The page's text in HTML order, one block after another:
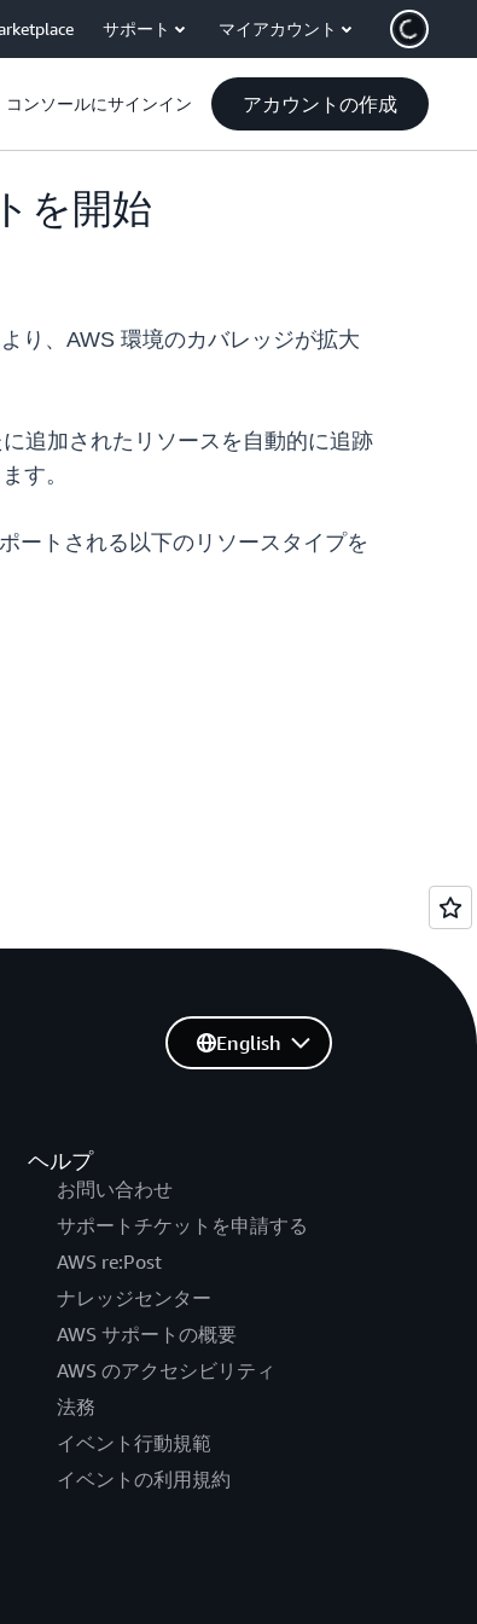
サポート マイアカウント
コンソールにサインイン アカウントの作成
を開始
り、AWS 環境のカバレッジが拡大
追加されたリソースを自動的に追跡
す。
ートされる以下のリソースタイプを
ヘルプ
お問い合わせ
サポートチケットを申請する
AWS re:Post
ナレッジセンター
AWS サポートの概要
AWS のアクセシビリティ
法務
イベント行動規範
イベントの利用規約
English